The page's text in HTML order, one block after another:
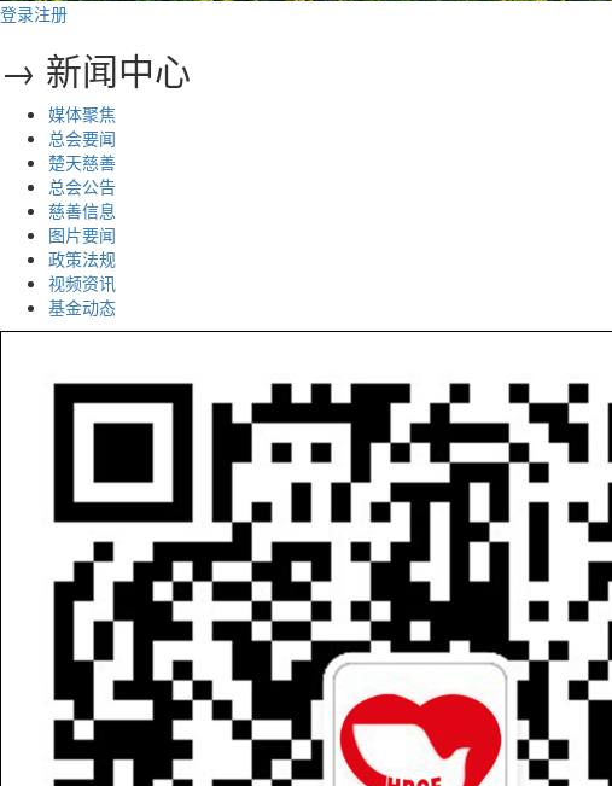
登录注册
→ 新闻中心
媒体聚焦
总会要闻
楚天慈善
总会公告
慈善信息
图片要闻
政策法规
视频资讯
基金动态